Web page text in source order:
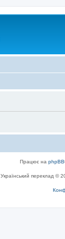
Працює на phpBB
Український переклад ©